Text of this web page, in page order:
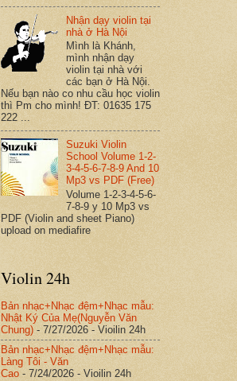
Nhận dạy violin tại
nhà ở Hà Nội
Mình là Khánh,
mình nhận dạy
violin tại nhà với
các bạn ở Hà Nội.
Nếu bạn nào co nhu cầu học violin
thì Pm cho mình! ĐT: 01635 175
222 ...
Suzuki Violin
School Volume 1-2-
3-4-5-6-7-8-9 And 10
Mp3 vs PDF (Free)
Volume 1-2-3-4-5-6-
7-8-9 y 10 Mp3 vs
PDF (Violin and sheet Piano)
upload on mediafire
Violin 24h
Bản nhạc+Nhạc đệm+Nhạc mẫu:
Nhật Ký Của Mẹ(Nguyễn Văn
Chung) - 7/27/2026 - Vioilin 24h
Bản nhạc+Nhạc đệm+Nhạc mẫu:
Làng Tôi - Văn
Cao - 7/24/2026 - Vioilin 24h